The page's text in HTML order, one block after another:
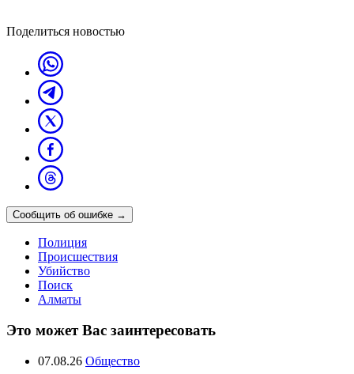
Поделиться новостью
Сообщить об ошибке →
Полиция
Происшествия
Убийство
Поиск
Алматы
Это может Вас заинтересовать
07.08.26 Общество